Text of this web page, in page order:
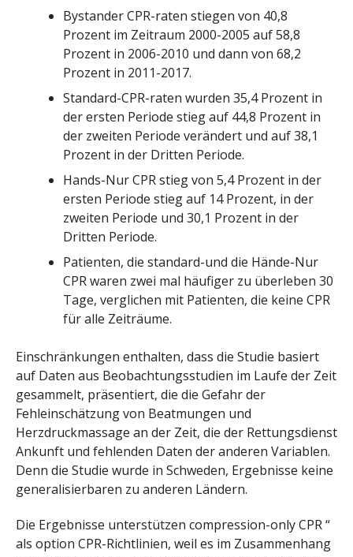
Bystander CPR-raten stiegen von 40,8
Prozent im Zeitraum 2000-2005 auf 58,8
Prozent in 2006-2010 und dann von 68,2
Prozent in 2011-2017.
Standard-CPR-raten wurden 35,4 Prozent in
der ersten Periode stieg auf 44,8 Prozent in
der zweiten Periode verändert und auf 38,1
Prozent in der Dritten Periode.
Hands-Nur CPR stieg von 5,4 Prozent in der
ersten Periode stieg auf 14 Prozent, in der
zweiten Periode und 30,1 Prozent in der
Dritten Periode.
Patienten, die standard-und die Hände-Nur
CPR waren zwei mal häufiger zu überleben 30
Tage, verglichen mit Patienten, die keine CPR
für alle Zeiträume.
Einschränkungen enthalten, dass die Studie basiert
auf Daten aus Beobachtungsstudien im Laufe der Zeit
gesammelt, präsentiert, die die Gefahr der
Fehleinschätzung von Beatmungen und
Herzdruckmassage an der Zeit, die der Rettungsdienst
Ankunft und fehlenden Daten der anderen Variablen.
Denn die Studie wurde in Schweden, Ergebnisse keine
generalisierbaren zu anderen Ländern.
Die Ergebnisse unterstützen compression-only CPR “
als option CPR-Richtlinien, weil es im Zusammenhang